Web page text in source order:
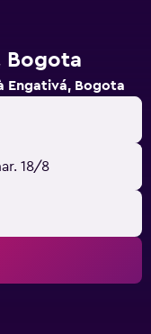
Bogota
Engativá, Bogota
18/8